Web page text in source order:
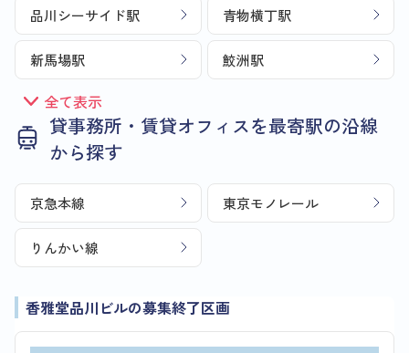
品川シーサイド駅 青物横丁駅
新馬場駅 鮫洲駅
全て表示
貸事務所・賃貸オフィスを最寄駅の沿線
から探す
京急本線 東京モノレール
りんかい線
香雅堂品川ビルの募集終了区画